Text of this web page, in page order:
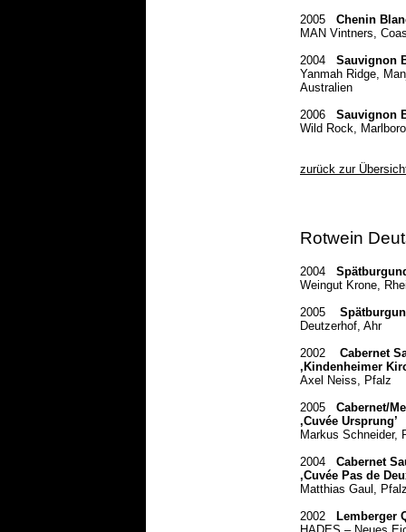
2005
Chenin
MAN Vintners,
2004
Sauvignon
Yanmah Ridge,
Australien
2006
Sauvignon
Wild Rock,
zurück zur
Rotwein
2004
Weingut Krone,
2005
Deutzerhof, Ahr
2002
Cabernet
‚Kindenheimer
Axel Neiss, Pfalz
2005
Cabernet/
‚Cuvée Ursprung’
Markus Schneider,
2004
Cabernet
‚Cuvée Pas de
Matthias Gaul,
2002
Lemberger